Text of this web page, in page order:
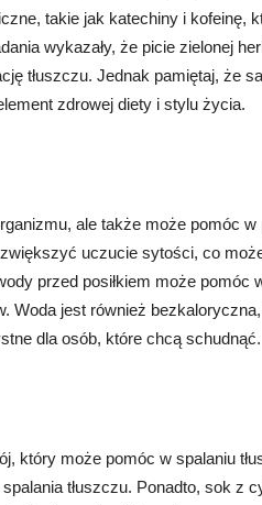
takie jak katechiny i kofeinę,
wykazały, że picie zielonej
tłuszczu. Jednak pamiętaj, że
zdrowej diety i stylu życia.
ale także może pomóc
uczucie sytości, co
przed posiłkiem może pomóc
Woda jest również
dla osób, które chcą schudnąć.
który może pomóc w spalaniu
tłuszczu. Ponadto, sok z